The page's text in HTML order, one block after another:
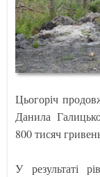
Цьогоріч
Данила
800 тисяч
У результаті